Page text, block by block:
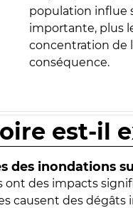
population influe
importante, plus
concentration de
conséquence.
est-il
des inondations
ont des impacts
causent des